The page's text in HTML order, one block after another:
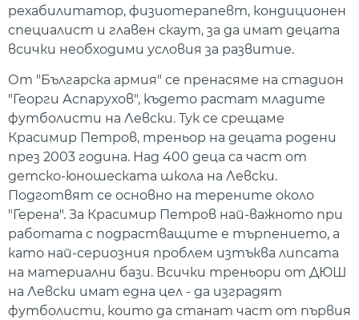
рехабилитатор, физиотерапевт, кондиционен
специалист и главен скаут, за да имат децата
всички необходими условия за развитие.
От "Българска армия" се пренасяме на стадион
"Георги Аспарухов", където растат младите
футболисти на Левски. Тук се срещаме
Красимир Петров, треньор на децата родени
през 2003 година. Над 400 деца са част от
детско-юношеската школа на Левски.
Подготвят се основно на терените около
"Герена". За Красимир Петров най-важното при
работата с подрастващите е търпението, а
като най-сериозния проблем изтъква липсата
на материални бази. Всички треньори от ДЮШ
на Левски имат една цел - да изградят
футболисти, които да станат част от първия